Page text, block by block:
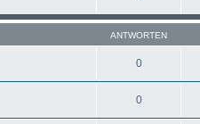
ANTWORTEN
0
0